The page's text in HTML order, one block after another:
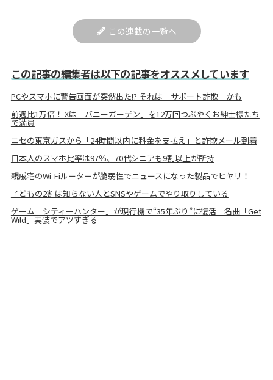
この連載の一覧へ
この記事の編集者は以下の記事をオススメしています
PCやスマホに警告画面が突然出た!? それは「サポート詐欺」かも
前週比1万倍！ Xは「バニーガーデン」を12万回つぶやくお紳士様たち
で満員
ニセの東京ガスから「24時間以内に料金を支払え」と詐欺メール到着
日本人のスマホ比率は97％、70代シニアも9割以上が所持
親戚宅のWi-Fiルーターが脆弱性でニュースになった製品でヒヤリ！
子どもの2割は知らない人とSNSやゲームでやり取りしている
ゲーム「シティーハンター」が現行機で“35年ぶり”に復活 名曲「Get
Wild」実装でアツすぎる